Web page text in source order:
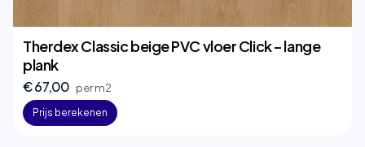
Therdex Classic beige PVC vloer Click – lange
plank
€ 67,00 per m2
Prijs berekenen